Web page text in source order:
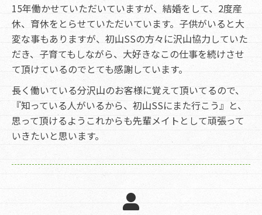
15年働かせていただいていますが、結婚をして、2度産
休、育休をとらせていただいています。子供がいると大
変な事もありますが、初山SSの方々に沢山協力していた
だき、子育てもしながら、大好きなこの仕事を続けさせ
て頂けているのでとても感謝しています。
長く働いている分沢山のお客様に覚えて頂いてるので、
『知っている人がいるから、初山SSにまた行こう』と、
思って頂けるようこれからも先輩メイトとして頑張って
いきたいと思います。